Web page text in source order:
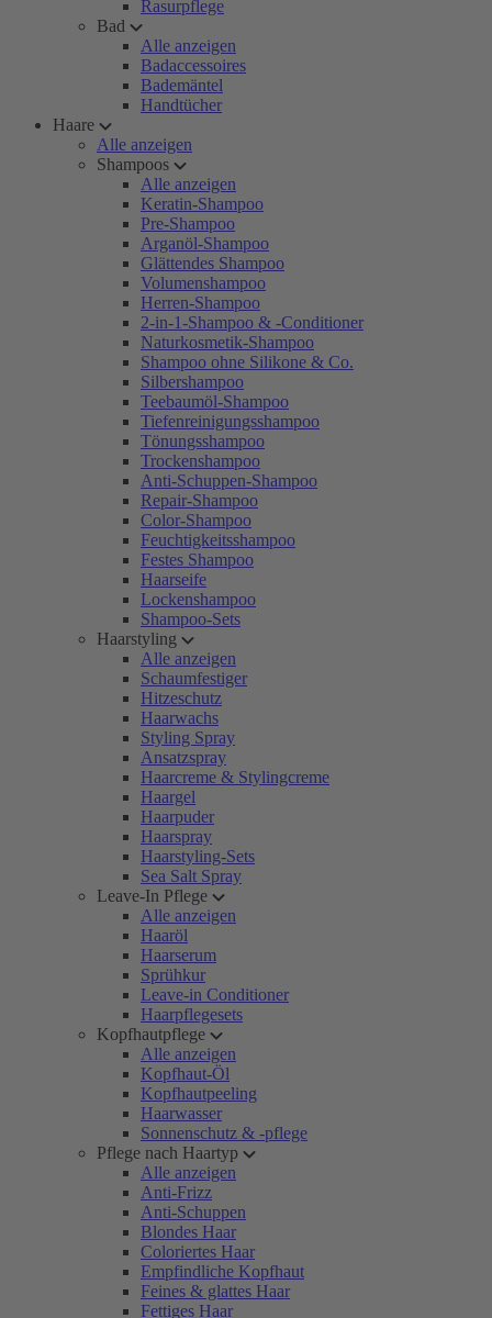
Rasurpflege
Bad
Alle anzeigen
Badaccessoires
Bademäntel
Handtücher
Haare
Alle anzeigen
Shampoos
Alle anzeigen
Keratin-Shampoo
Pre-Shampoo
Arganöl-Shampoo
Glättendes Shampoo
Volumenshampoo
Herren-Shampoo
2-in-1-Shampoo & -Conditioner
Naturkosmetik-Shampoo
Shampoo ohne Silikone & Co.
Silbershampoo
Teebaumöl-Shampoo
Tiefenreinigungsshampoo
Tönungsshampoo
Trockenshampoo
Anti-Schuppen-Shampoo
Repair-Shampoo
Color-Shampoo
Feuchtigkeitsshampoo
Festes Shampoo
Haarseife
Lockenshampoo
Shampoo-Sets
Haarstyling
Alle anzeigen
Schaumfestiger
Hitzeschutz
Haarwachs
Styling Spray
Ansatzspray
Haarcreme & Stylingcreme
Haargel
Haarpuder
Haarspray
Haarstyling-Sets
Sea Salt Spray
Leave-In Pflege
Alle anzeigen
Haaröl
Haarserum
Sprühkur
Leave-in Conditioner
Haarpflegesets
Kopfhautpflege
Alle anzeigen
Kopfhaut-Öl
Kopfhautpeeling
Haarwasser
Sonnenschutz & -pflege
Pflege nach Haartyp
Alle anzeigen
Anti-Frizz
Anti-Schuppen
Blondes Haar
Coloriertes Haar
Empfindliche Kopfhaut
Feines & glattes Haar
Fettiges Haar